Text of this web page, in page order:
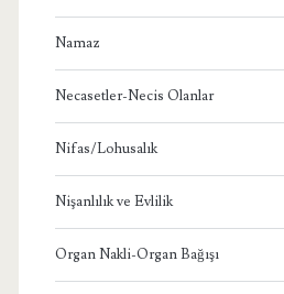
Namaz
Necasetler-Necis Olanlar
Nifas/Lohusalık
Nişanlılık ve Evlilik
Organ Nakli-Organ Bağışı